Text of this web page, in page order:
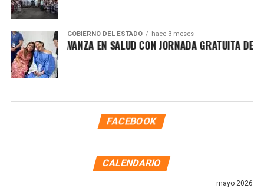
GOBIERNO DEL ESTADO hace 3 meses
ROO AVANZA EN SALUD CON JORNADA GRATUITA DE
FACEBOOK
CALENDARIO
mayo 2026